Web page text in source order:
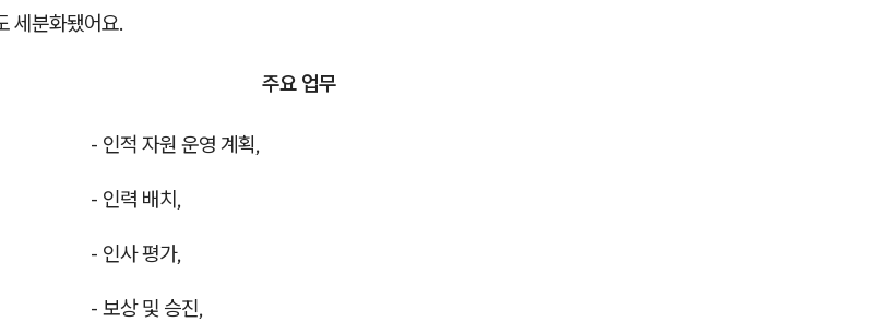
세분화됐어요.
주요 업무
- 인적 자원 운영 계획,
- 인력 배치,
- 인사 평가,
- 보상 및 승진,